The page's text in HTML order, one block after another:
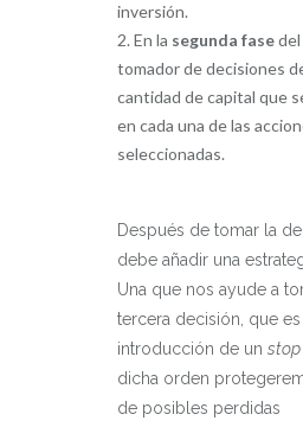
inversión.
En la segunda fase
tomador de decisiones
cantidad de capital que
en cada una de las
seleccionadas.
Después de tomar la
debe añadir una
Una que nos ayude a
tercera decisión, que es
introducción de un stop
dicha orden
de posibles perdidas